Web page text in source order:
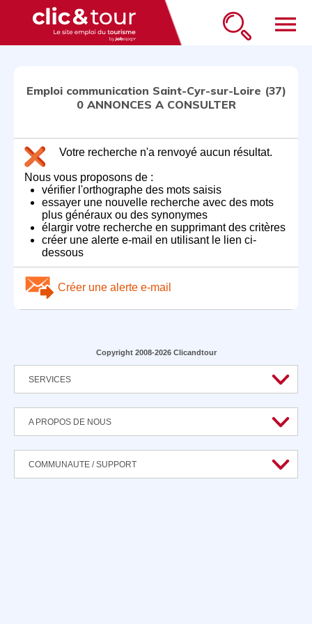
menu
Emploi communication Saint-Cyr-sur-Loire (37)
0 ANNONCES A CONSULTER
Votre recherche n'a renvoyé aucun résultat.
Nous vous proposons de :
vérifier l'orthographe des mots saisis
essayer une nouvelle recherche avec des mots
plus généraux ou des synonymes
élargir votre recherche en supprimant des critères
créer une alerte e-mail en utilisant le lien ci-
dessous
Créer une alerte e-mail
Copyright 2008-2026 Clicandtour
SERVICES
A PROPOS DE NOUS
COMMUNAUTE / SUPPORT